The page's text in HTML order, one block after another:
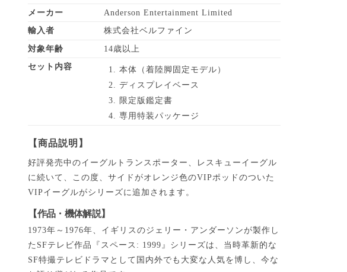
メーカー Anderson Entertainment Limited
輸入者 株式会社ベルファイン
対象年齢 14歳以上
セット内容
本体（着陸脚固定モデル）
ディスプレイベース
限定版鑑定書
専用特装パッケージ
【商品説明】
好評発売中のイーグルトランスポーター、レスキューイーグル
に続いて、この度、サイドがオレンジ色のVIPポッドのついた
VIPイーグルがシリーズに追加されます。
【作品・機体解説】
1973年～1976年、イギリスのジェリー・アンダーソンが製作し
たSFテレビ作品『スペース: 1999』シリーズは、当時革新的な
SF特撮テレビドラマとして国内外でも大変な人気を博し、今な